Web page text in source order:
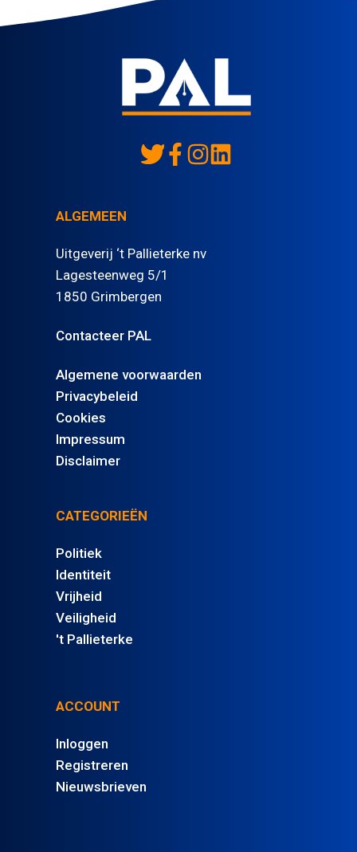
ALGEMEEN
Uitgeverij ‘t Pallieterke nv
Lagesteenweg 5/1
1850 Grimbergen
Contacteer PAL
Algemene voorwaarden
Privacybeleid
Cookies
Impressum
Disclaimer
CATEGORIEËN
Politiek
Identiteit
Vrijheid
Veiligheid
't Pallieterke
ACCOUNT
Inloggen
Registreren
Nieuwsbrieven